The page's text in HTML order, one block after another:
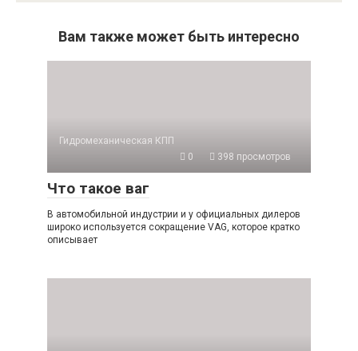
Вам также может быть интересно
Гидромеханическая КПП
0
398 просмотров
Что такое ваг
В автомобильной индустрии и у официальных дилеров
широко используется сокращение VAG, которое кратко
описывает